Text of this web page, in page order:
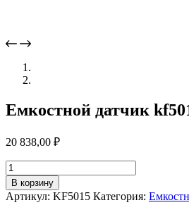
Емкостной датчик
20 838,00 ₽
Количество
товара
Емкостной
В корзину
Артикул: KF5015 Категория: